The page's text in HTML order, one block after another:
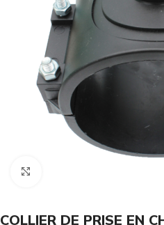
COLLIER DE PRISE EN